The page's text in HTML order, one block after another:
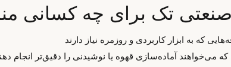
تک برای چه کسانی
که به ابزار کاربردی و روزمره نیاز دارند
که می‌خواهند آماده‌سازی قهوه یا نوشیدنی را دقیق‌تر انجام